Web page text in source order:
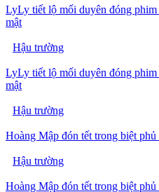
LyLy tiết lộ mối duyên đóng
mật
Hậu trường
LyLy tiết lộ mối duyên đóng
mật
Hậu trường
Hoàng Mập đón tết trong biệt
Hậu trường
Hoàng Mập đón tết trong biệt